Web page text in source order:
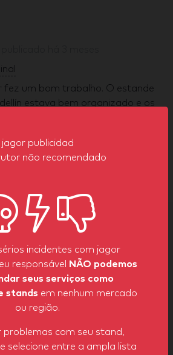
fez um bom trabalho. O estande
estava bem organizado e os
Clique para marcar
jagor publicidad agradecemos
experiência com ele.
utilidade para nossos
jagor publicidad
não recomendado
incidentes com jagor
responsável
NÃO podemos
seus serviços como
stands em nenhum mercado
ou região.
problemas com seu stand,
selecione entre a ampla lista